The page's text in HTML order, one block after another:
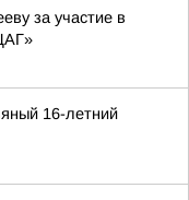
за участие в
16-летний